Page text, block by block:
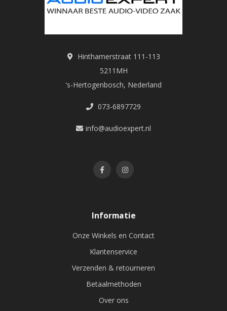
Hinthamerstraat 111-113
5211MH
's-Hertogenbosch, Nederland
073-6897729
info@audioexpert.nl
Informatie
Onze Winkels en Contact
Klantenservice
Verzenden & retourneren
Betaalmethoden
Over ons